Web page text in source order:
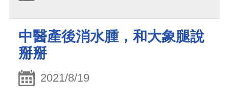
中醫產後消水腫，和大象腿說
掰掰
2021/8/19